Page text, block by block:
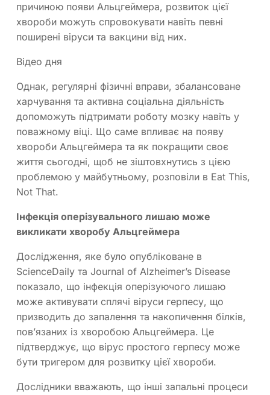
причиною появи Альцгеймера, розвиток цієї
хвороби можуть спровокувати навіть певні
поширені віруси та вакцини від них.
Відео дня
Однак, регулярні фізичні вправи, збалансоване
харчування та активна соціальна діяльність
допоможуть підтримати роботу мозку навіть у
поважному віці. Що саме впливає на появу
хвороби Альцгеймера та як покращити своє
життя сьогодні, щоб не зіштовхнутись з цією
проблемою у майбутньому, розповіли в Eat This,
Not That.
Інфекція оперізувального лишаю може
викликати хворобу Альцгеймера
Дослідження, яке було опубліковане в
ScienceDaily та Journal of Alzheimer’s Disease
показало, що інфекція оперізуючого лишаю
може активувати сплячі віруси герпесу, що
призводить до запалення та накопичення білків,
пов’язаних із хворобою Альцгеймера. Це
підтверджує, що вірус простого герпесу може
бути тригером для розвитку цієї хвороби.
Дослідники вважають, що інші запальні процеси